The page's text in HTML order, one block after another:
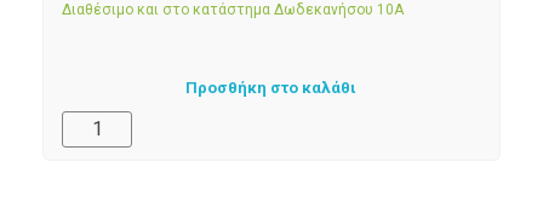
Διαθέσιμο και στο κατάστημα Δωδεκανήσου 10Α
Προσθήκη στο καλάθι